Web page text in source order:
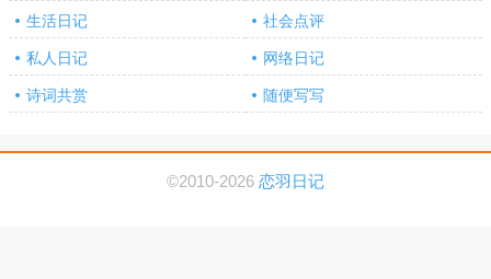
生活日记 社会点评
私人日记 网络日记
诗词共赏 随便写写
©2010-2026 恋羽日记